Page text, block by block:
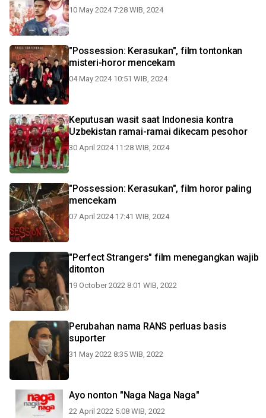
10 May 2024 7:28 WIB, 2024
"Possession: Kerasukan", film tontonkan
misteri-horor mencekam
04 May 2024 10:51 WIB, 2024
Keputusan wasit saat Indonesia kontra
Uzbekistan ramai-ramai dikecam pesohor
30 April 2024 11:28 WIB, 2024
"Possession: Kerasukan", film horor paling
mencekam
07 April 2024 17:41 WIB, 2024
"Perfect Strangers" film menegangkan wajib
ditonton
19 October 2022 8:01 WIB, 2022
Perubahan nama RANS perluas basis
suporter
31 May 2022 8:35 WIB, 2022
Ayo nonton "Naga Naga Naga"
22 April 2022 5:08 WIB, 2022